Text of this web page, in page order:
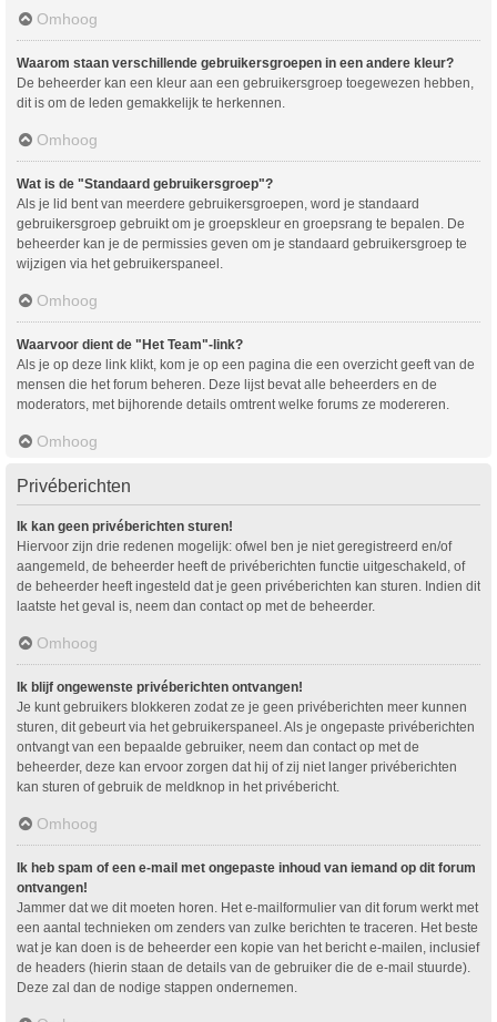
Omhoog
Waarom staan verschillende gebruikersgroepen in een andere kleur?
De beheerder kan een kleur aan een gebruikersgroep toegewezen hebben,
dit is om de leden gemakkelijk te herkennen.
Omhoog
Wat is de "Standaard gebruikersgroep"?
Als je lid bent van meerdere gebruikersgroepen, word je standaard
gebruikersgroep gebruikt om je groepskleur en groepsrang te bepalen. De
beheerder kan je de permissies geven om je standaard gebruikersgroep te
wijzigen via het gebruikerspaneel.
Omhoog
Waarvoor dient de "Het Team"-link?
Als je op deze link klikt, kom je op een pagina die een overzicht geeft van de
mensen die het forum beheren. Deze lijst bevat alle beheerders en de
moderators, met bijhorende details omtrent welke forums ze modereren.
Omhoog
Privéberichten
Ik kan geen privéberichten sturen!
Hiervoor zijn drie redenen mogelijk: ofwel ben je niet geregistreerd en/of
aangemeld, de beheerder heeft de privéberichten functie uitgeschakeld, of
de beheerder heeft ingesteld dat je geen privéberichten kan sturen. Indien dit
laatste het geval is, neem dan contact op met de beheerder.
Omhoog
Ik blijf ongewenste privéberichten ontvangen!
Je kunt gebruikers blokkeren zodat ze je geen privéberichten meer kunnen
sturen, dit gebeurt via het gebruikerspaneel. Als je ongepaste privéberichten
ontvangt van een bepaalde gebruiker, neem dan contact op met de
beheerder, deze kan ervoor zorgen dat hij of zij niet langer privéberichten
kan sturen of gebruik de meldknop in het privébericht.
Omhoog
Ik heb spam of een e-mail met ongepaste inhoud van iemand op dit forum
ontvangen!
Jammer dat we dit moeten horen. Het e-mailformulier van dit forum werkt met
een aantal technieken om zenders van zulke berichten te traceren. Het beste
wat je kan doen is de beheerder een kopie van het bericht e-mailen, inclusief
de headers (hierin staan de details van de gebruiker die de e-mail stuurde).
Deze zal dan de nodige stappen ondernemen.